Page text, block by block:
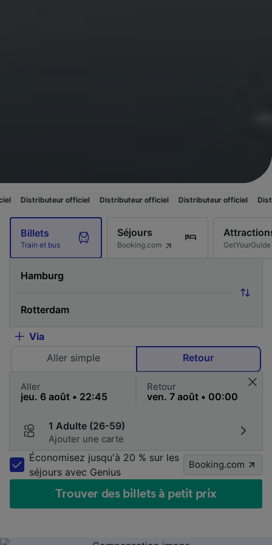
officiel Distributeur officiel Distributeur officiel Distributeur
Billets
Train et bus
Séjours
Booking.com GetYourGuide
Via
Aller simple
Retour
Aller Retour
1 Adulte (26-59)
Ajouter une carte
Économisez jusqu'à 20 % sur les
séjours avec Genius
Booking.com
Trouver des billets à petit prix